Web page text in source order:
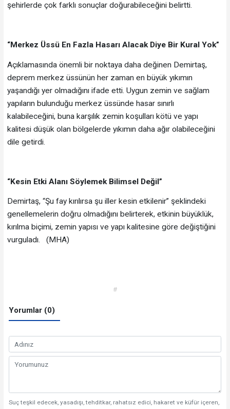
şehirlerde çok farklı sonuçlar doğurabileceğini belirtti.
“Merkez Üssü En Fazla Hasarı Alacak Diye Bir Kural Yok”
Açıklamasında önemli bir noktaya daha değinen Demirtaş,
deprem merkez üssünün her zaman en büyük yıkımın
yaşandığı yer olmadığını ifade etti. Uygun zemin ve sağlam
yapıların bulunduğu merkez üssünde hasar sınırlı
kalabileceğini, buna karşılık zemin koşulları kötü ve yapı
kalitesi düşük olan bölgelerde yıkımın daha ağır olabileceğini
dile getirdi.
“Kesin Etki Alanı Söylemek Bilimsel Değil”
Demirtaş, “Şu fay kırılırsa şu iller kesin etkilenir” şeklindeki
genellemelerin doğru olmadığını belirterek, etkinin büyüklük,
kırılma biçimi, zemin yapısı ve yapı kalitesine göre değiştiğini
vurguladı. (MHA)
#
Yorumlar (0)
Suç teşkil edecek, yasadışı, tehditkar, rahatsız edici, hakaret ve küfür içeren,